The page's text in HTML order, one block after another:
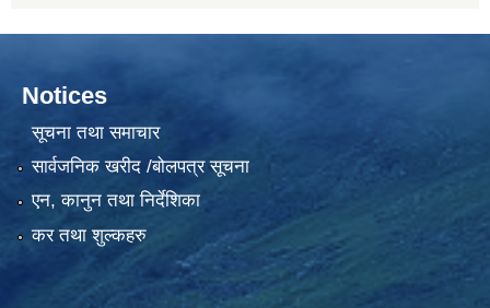
Notices
सूचना तथा समाचार
सार्वजनिक खरीद /बोलपत्र सूचना
एन, कानुन तथा निर्देशिका
कर तथा शुल्कहरु